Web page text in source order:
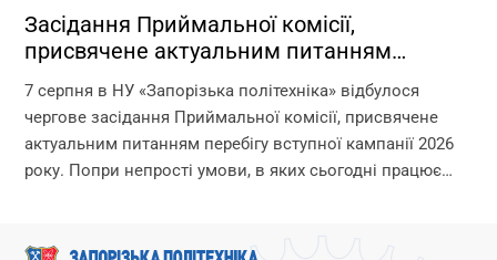
Засідання Приймальної комісії,
присвячене актуальним питанням
перебігу вступної кампанії 2026 року
7 серпня в НУ «Запорізька політехніка» відбулося
чергове засідання Приймальної комісії, присвячене
актуальним питанням перебігу вступної кампанії 2026
року. Попри непрості умови, в яких сьогодні працює